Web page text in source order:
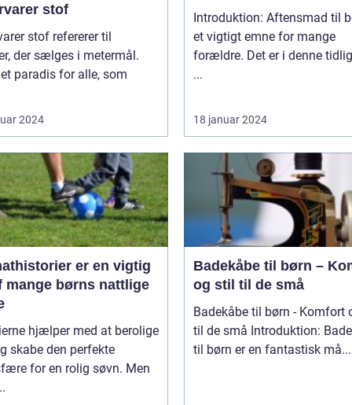
stof
stof refererer til
der sælges i metermål.
paradis for alle, som
2024
Introduktion: Aftensmad til
et vigtigt emne for mange
forældre. Det er i denne
...
18 januar 2024
er en vigtig
mange børns nattlige
hjælper med at berolige
skabe den perfekte
for en rolig søvn. Men
Badekåbe til børn –
og stil til de små
Badekåbe til børn - Komfort
til de små Introduktion: Badekåber
til børn er en fantastisk må...